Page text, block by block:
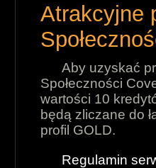
Atrakcyjne
Aby uzyskać
Społeczności
wartości 10
będą zliczane do
profil GOLD.
Regulamin